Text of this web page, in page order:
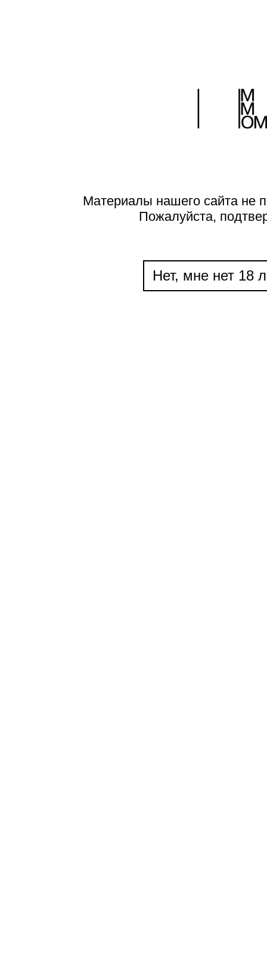
Материалы нашего сайта не
Пожалуйста,
Нет, мне нет 18